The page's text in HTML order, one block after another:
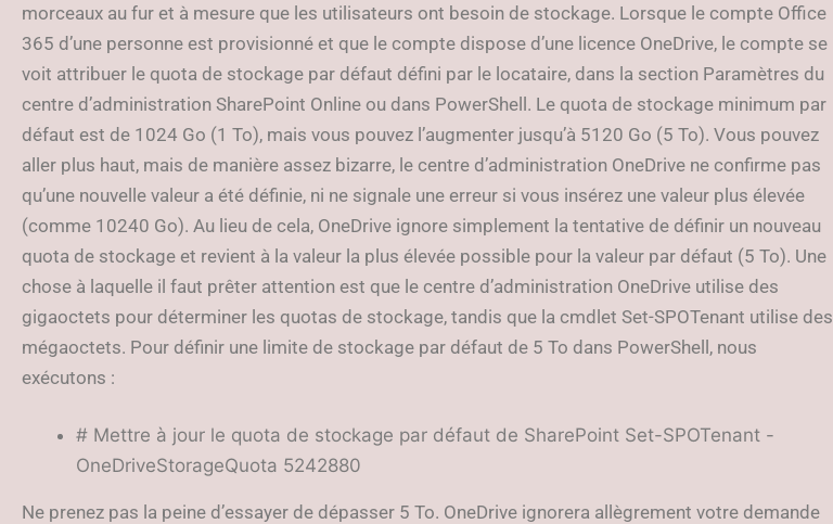
morceaux au fur et à mesure que les utilisateurs ont besoin de stockage. Lorsque le compte Office
365 d’une personne est provisionné et que le compte dispose d’une licence OneDrive, le compte se
voit attribuer le quota de stockage par défaut défini par le locataire, dans la section Paramètres du
centre d’administration SharePoint Online ou dans PowerShell. Le quota de stockage minimum par
défaut est de 1024 Go (1 To), mais vous pouvez l’augmenter jusqu’à 5120 Go (5 To). Vous pouvez
aller plus haut, mais de manière assez bizarre, le centre d’administration OneDrive ne confirme pas
qu’une nouvelle valeur a été définie, ni ne signale une erreur si vous insérez une valeur plus élevée
(comme 10240 Go). Au lieu de cela, OneDrive ignore simplement la tentative de définir un nouveau
quota de stockage et revient à la valeur la plus élevée possible pour la valeur par défaut (5 To). Une
chose à laquelle il faut prêter attention est que le centre d’administration OneDrive utilise des
gigaoctets pour déterminer les quotas de stockage, tandis que la cmdlet Set-SPOTenant utilise des
mégaoctets. Pour définir une limite de stockage par défaut de 5 To dans PowerShell, nous
exécutons :
# Mettre à jour le quota de stockage par défaut de SharePoint Set-SPOTenant -
OneDriveStorageQuota 5242880
Ne prenez pas la peine d’essayer de dépasser 5 To. OneDrive ignorera allègrement votre demande